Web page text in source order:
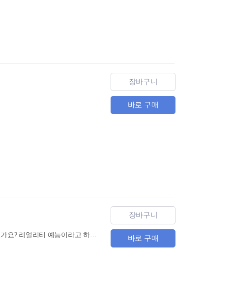
장바구니
바로 구매
뉴요커의 생생한 일상이 담긴 100% 뉴욕 현지 리얼리티 영어! TV예능 리얼리티만 알고 계신가요? 리얼리티 예능이라고 하면 가장 솔직하고 자연스러운 모습을 보여 주는 게 핵심이죠. 그렇다면 영어를 익히는 것도 당연히 가장 자연스럽고 솔직한 내용으로 배워야 하지 않을까요? 마치 AI 로봇과 대화하는 것처럼 딱딱하고 어색한 영어 말고 살아있는 리얼리티가 충만한 영어를 익혀 보세요. 전 세계의 경제, 문화, 패션 등 트렌드가 시작되는 뉴욕에서 이루어지는 뉴요커의 일상을 통해 여러분도 자연스러운 영어를 배워 보세요.
장바구니
바로 구매